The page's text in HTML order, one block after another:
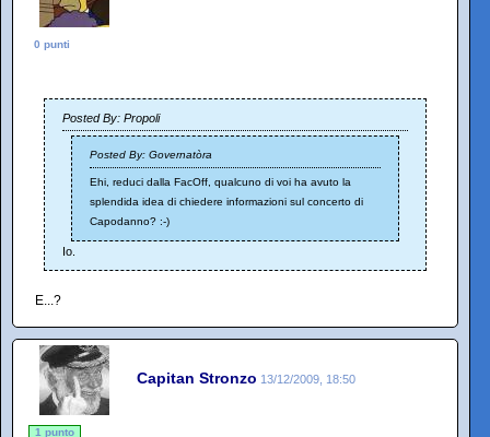
0 punti
Posted By: Propoli
Posted By: Governatòra
Ehi, reduci dalla FacOff, qualcuno di voi ha avuto la
splendida idea di chiedere informazioni sul concerto di
Capodanno? :-)
Io.
E...?
Capitan Stronzo 13/12/2009, 18:50
1 punto